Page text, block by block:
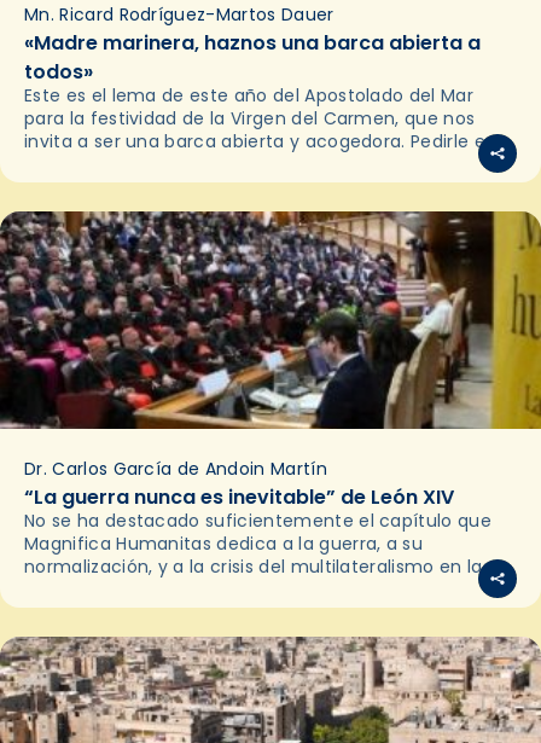
Mn. Ricard Rodríguez-Martos Dauer
«Madre marinera, haznos una barca abierta a
todos»
Este es el lema de este año del Apostolado del Mar
para la festividad de la Virgen del Carmen, que nos
invita a ser una barca abierta y acogedora. Pedirle esto
Dr. Carlos García de Andoin Martín
“La guerra nunca es inevitable” de León XIV
No se ha destacado suficientemente el capítulo que
Magnifica Humanitas dedica a la guerra, a su
normalización, y a la crisis del multilateralismo en las
relaciones internacionales. Es relevante porque la paz…